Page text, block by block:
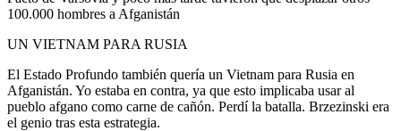
100.000 hombres a Afganistán
UN VIETNAM PARA RUSIA
El Estado Profundo también quería un Vietnam para Rusia en
Afganistán. Yo estaba en contra, ya que esto implicaba usar al
pueblo afgano como carne de cañón. Perdí la batalla. Brzezinski era
el genio tras esta estrategia.